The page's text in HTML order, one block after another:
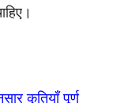
कृतियाँ पूर्ण